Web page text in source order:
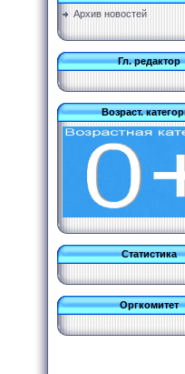
Архив новостей
Гл. редактор
Возраст.
Статистика
Оргкомитет